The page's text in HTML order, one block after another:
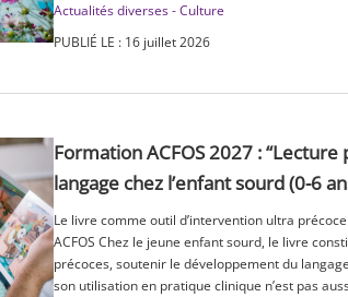
Actualités diverses - Culture
PUBLIÉ LE : 16 juillet 2026
Formation ACFOS 2027 :
langage chez l’enfant sourd (0-6
Le livre comme outil d’intervention ultra
ACFOS Chez le jeune enfant sourd, le livre
précoces, soutenir le développement du
son utilisation en pratique clinique n’est pas